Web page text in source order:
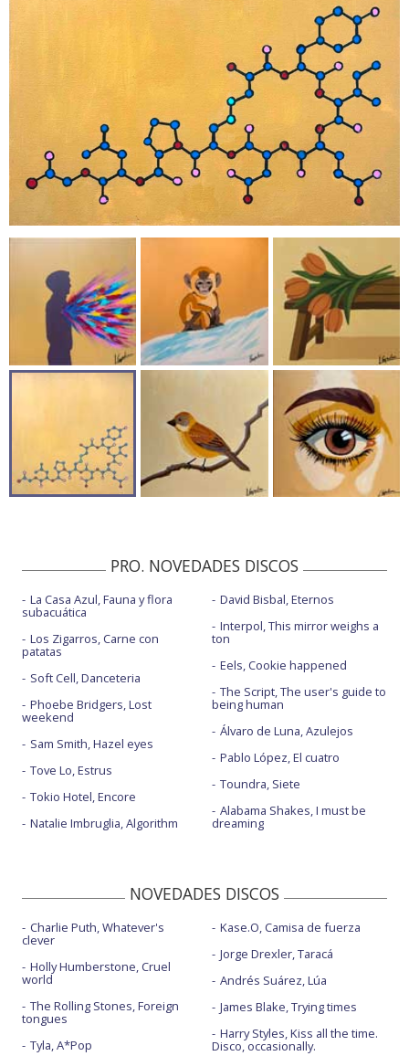
PRO. NOVEDADES DISCOS
La Casa Azul, Fauna y flora
subacuática
Los Zigarros, Carne con
patatas
Soft Cell, Danceteria
Phoebe Bridgers, Lost
weekend
Sam Smith, Hazel eyes
Tove Lo, Estrus
Tokio Hotel, Encore
Natalie Imbruglia, Algorithm
David Bisbal, Eternos
Interpol, This mirror weighs a
ton
Eels, Cookie happened
The Script, The user's guide to
being human
Álvaro de Luna, Azulejos
Pablo López, El cuatro
Toundra, Siete
Alabama Shakes, I must be
dreaming
NOVEDADES DISCOS
Charlie Puth, Whatever's
clever
Holly Humberstone, Cruel
world
The Rolling Stones, Foreign
tongues
Tyla, A*Pop
Kase.O, Camisa de fuerza
Jorge Drexler, Taracá
Andrés Suárez, Lúa
James Blake, Trying times
Harry Styles, Kiss all the time.
Disco, occasionally.